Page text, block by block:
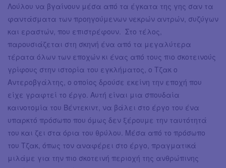
Λούλου να βγαίνουν μέσα από τα έγκατα της γης σαν τα
φαντάσματα των προηγούμενων νεκρών αντρών, συζύγων
και εραστών, που επιστρέφουν. Στο τέλος,
παρουσιάζεται στη σκηνή ένα από τα μεγαλύτερα
τέρατα όλων των εποχών κι ένας από τους πιο σκοτεινούς
γρίφους στην ιστορία του εγκλήματος, ο Τζακ ο
Αντεροβγάλτης, ο οποίος δρούσε εκείνη την εποχή που
είχε γραφτεί το έργο. Αυτή είναι μια σπουδαία
καινοτομία του Βέντεκιντ, να βάλει στο έργο του ένα
υπαρκτό πρόσωπο που όμως δεν ξέρουμε την ταυτότητά
του και ζει στα όρια του θρύλου. Μέσα από το πρόσωπο
του Τζακ, όπως τον αναφέρει στο έργο, πραγματικά
μιλάμε για την πιο σκοτεινή περιοχή της ανθρώπινης